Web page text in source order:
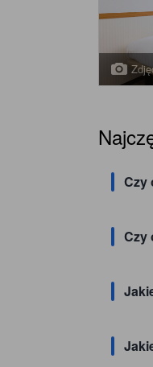
Czy
Czy